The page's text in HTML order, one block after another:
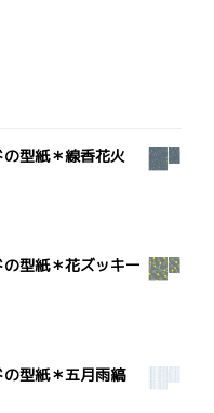
型紙＊線香花火
型紙＊花ズッキー
型紙＊五月雨縞